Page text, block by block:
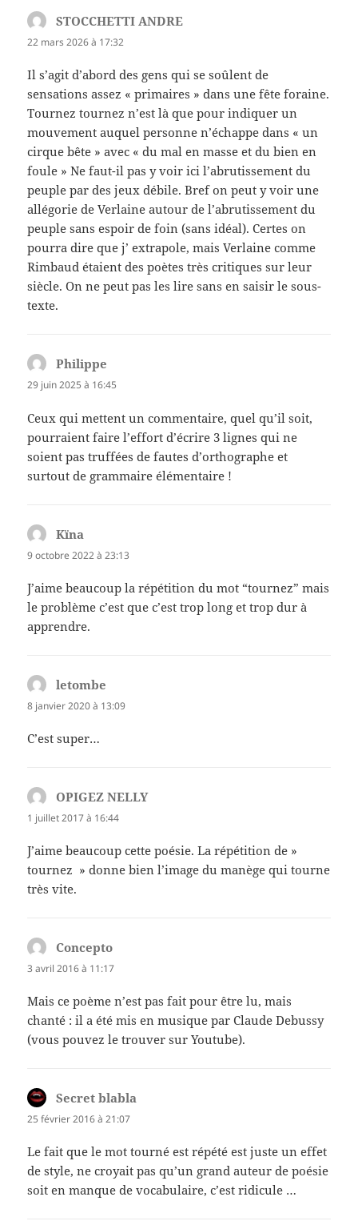
STOCCHETTI ANDRE
22 mars 2026 à 17:32
Il s’agit d’abord des gens qui se soûlent de
sensations assez « primaires » dans une fête foraine.
Tournez tournez n’est là que pour indiquer un
mouvement auquel personne n’échappe dans « un
cirque bête » avec « du mal en masse et du bien en
foule » Ne faut-il pas y voir ici l’abrutissement du
peuple par des jeux débile. Bref on peut y voir une
allégorie de Verlaine autour de l’abrutissement du
peuple sans espoir de foin (sans idéal). Certes on
pourra dire que j’ extrapole, mais Verlaine comme
Rimbaud étaient des poètes très critiques sur leur
siècle. On ne peut pas les lire sans en saisir le sous-
texte.
Philippe
29 juin 2025 à 16:45
Ceux qui mettent un commentaire, quel qu’il soit,
pourraient faire l’effort d’écrire 3 lignes qui ne
soient pas truffées de fautes d’orthographe et
surtout de grammaire élémentaire !
Kïna
9 octobre 2022 à 23:13
J’aime beaucoup la répétition du mot “tournez” mais
le problème c’est que c’est trop long et trop dur à
apprendre.
letombe
8 janvier 2020 à 13:09
C’est super…
OPIGEZ NELLYdit :
1 juillet 2017 à 16:44
J’aime beaucoup cette poésie. La répétition de »
tournez » donne bien l’image du manège qui tourne
très vite.
Concepto
3 avril 2016 à 11:17
Mais ce poème n’est pas fait pour être lu, mais
chanté : il a été mis en musique par Claude Debussy
(vous pouvez le trouver sur Youtube).
Secret blabla
25 février 2016 à 21:07
Le fait que le mot tourné est répété est juste un effet
de style, ne croyait pas qu’un grand auteur de poésie
soit en manque de vocabulaire, c’est ridicule …